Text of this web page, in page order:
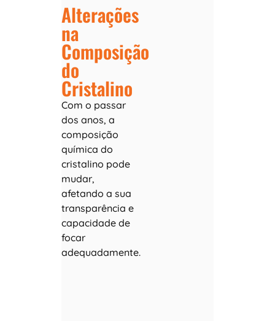
Alterações
na
Composição
do
Cristalino
Com o passar
dos anos, a
composição
química do
cristalino pode
mudar,
afetando a sua
transparência e
capacidade de
focar
adequadamente.